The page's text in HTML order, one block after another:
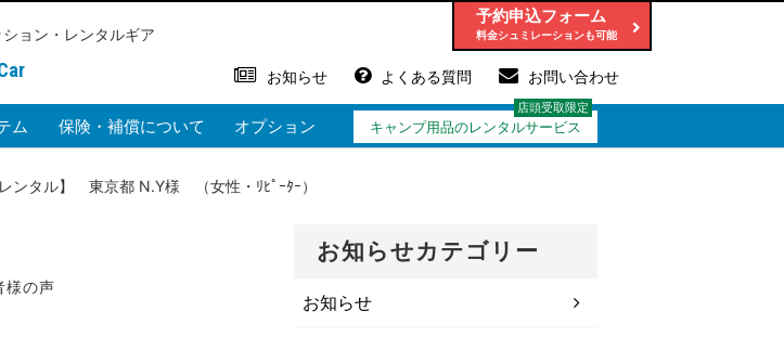
ョン・レンタルギア
お知らせ よくある質問 お問い合わせ
予約申込フォーム
ム 保険・補償について オプション キャンプ用品のレンタルサービス
レンタル】 東京都 N.Y様 （女性・ﾘﾋﾟｰﾀｰ）
様の声
お知らせカテゴリー
お知らせ